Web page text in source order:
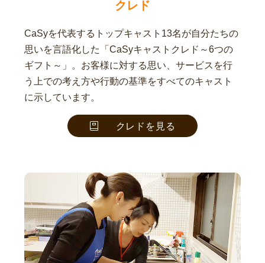
クレド
CaSyを代表するトップキャスト13名が自分たちの
思いを言語化した「CaSyキャストクレド～6つの
ギフト～」。お客様に対する思い、サービスを行
う上での考え方や行動の基準をすべてのキャスト
に示しています。
クレドを見る